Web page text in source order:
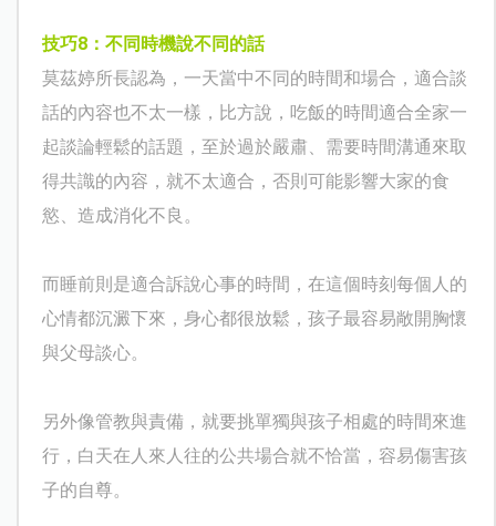
技巧8：不同時機說不同的話
莫茲婷所長認為，一天當中不同的時間和場合，適合談
話的內容也不太一樣，比方說，吃飯的時間適合全家一
起談論輕鬆的話題，至於過於嚴肅、需要時間溝通來取
得共識的內容，就不太適合，否則可能影響大家的食
慾、造成消化不良。
而睡前則是適合訴說心事的時間，在這個時刻每個人的
心情都沉澱下來，身心都很放鬆，孩子最容易敞開胸懷
與父母談心。
另外像管教與責備，就要挑單獨與孩子相處的時間來進
行，白天在人來人往的公共場合就不恰當，容易傷害孩
子的自尊。